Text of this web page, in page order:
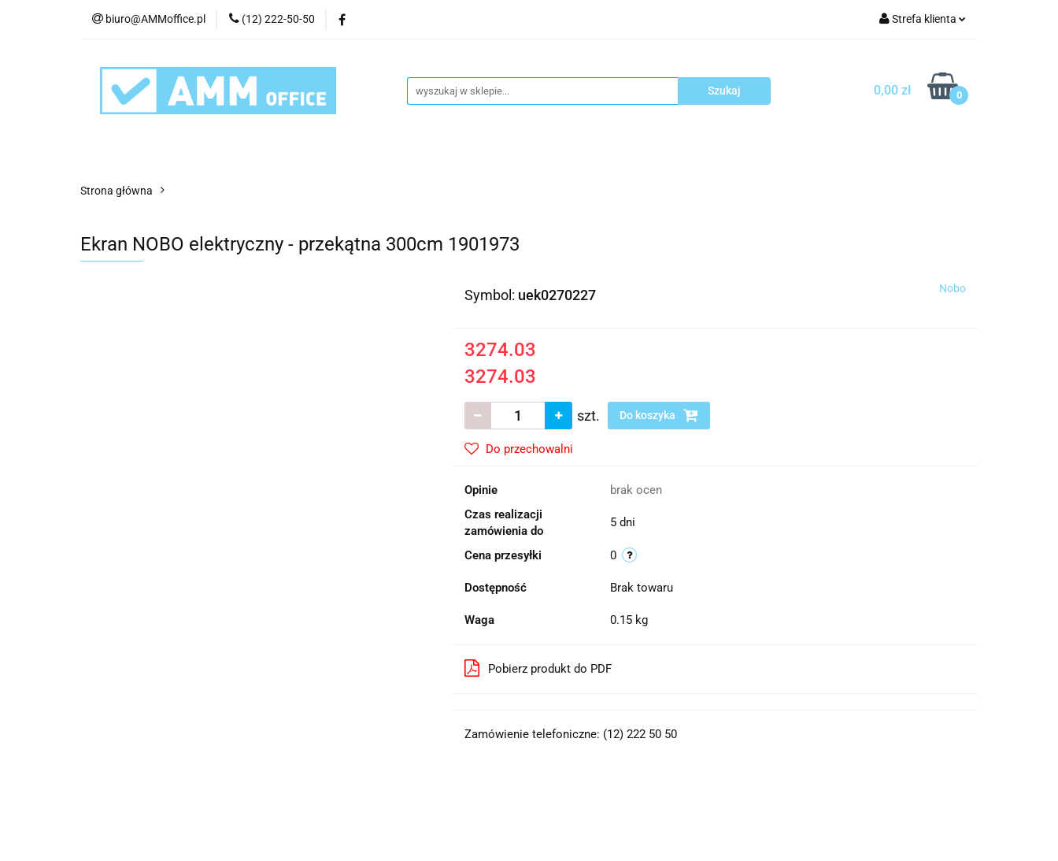
biuro@AMMoffice.pl (12) 222-50-50 Strefa klienta
Zarejestruj się
Dodaj zgłoszenie
0,00 zł 0
Kategorie Artykuły biurowe
Urządzenia i eksploatacja Blog Kontakt
Strona główna
Ekran NOBO elektryczny - przekątna 300cm 1901973
Symbol: uek0270227 Nobo
3274.03
3274.03
szt. Do koszyka
Do przechowalni
Opinie
brak ocen
Czas realizacji
zamówienia do
5 dni
Cena przesyłki 0
Dostępność Brak towaru
Waga 0.15 kg
Pobierz produkt do PDF
Zamówienie telefoniczne: (12) 222 50 50